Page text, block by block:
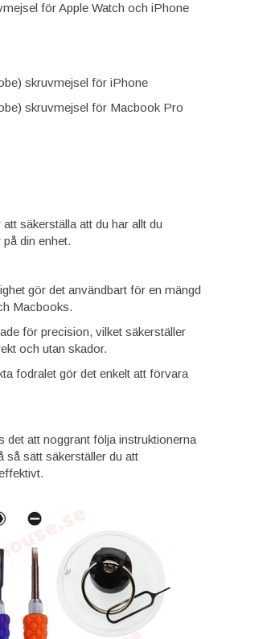
för Apple Watch och iPhone
skruvmejsel för iPhone
skruvmejsel för Macbook Pro
säkerställa att du har allt du
din enhet.
gör det användbart för en mängd
Macbooks.
för precision, vilket säkerställer
och utan skador.
fodralet gör det enkelt att förvara
det att noggrant följa instruktionerna
sätt säkerställer du att